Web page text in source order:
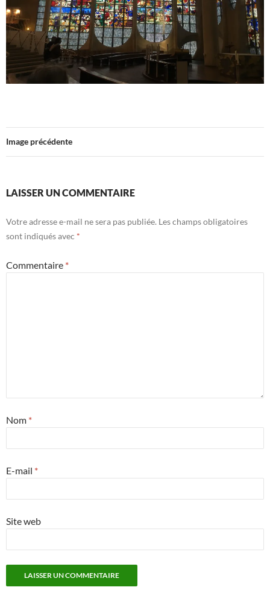
Image précédente
LAISSER UN COMMENTAIRE
Votre adresse e-mail ne sera pas publiée. Les champs obligatoires
sont indiqués avec *
Commentaire *
Nom *
E-mail *
Site web